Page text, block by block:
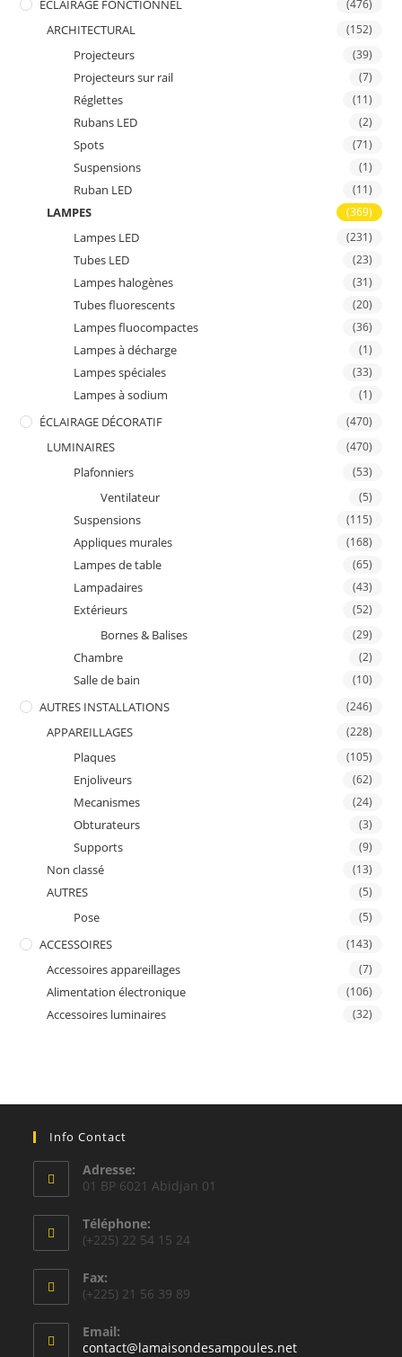
ÉCLAIRAGE FONCTIONNEL (476)
ARCHITECTURAL (152)
Projecteurs (39)
Projecteurs sur rail (7)
Réglettes (11)
Rubans LED (2)
Spots (71)
Suspensions (1)
Ruban LED (11)
LAMPES (369)
Lampes LED (231)
Tubes LED (23)
Lampes halogènes (31)
Tubes fluorescents (20)
Lampes fluocompactes (36)
Lampes à décharge (1)
Lampes spéciales (33)
Lampes à sodium (1)
ÉCLAIRAGE DÉCORATIF (470)
LUMINAIRES (470)
Plafonniers (53)
Ventilateur (5)
Suspensions (115)
Appliques murales (168)
Lampes de table (65)
Lampadaires (43)
Extérieurs (52)
Bornes & Balises (29)
Chambre (2)
Salle de bain (10)
AUTRES INSTALLATIONS (246)
APPAREILLAGES (228)
Plaques (105)
Enjoliveurs (62)
Mecanismes (24)
Obturateurs (3)
Supports (9)
Non classé (13)
AUTRES (5)
Pose (5)
ACCESSOIRES (143)
Accessoires appareillages (7)
Alimentation électronique (106)
Accessoires luminaires (32)
Info Contact
Adresse:
01 BP 6021 Abidjan 01
Téléphone:
(+225) 22 54 15 24
Fax:
(+225) 21 56 39 89
Email:
contact@lamaisondesampoules.netS’ouvre